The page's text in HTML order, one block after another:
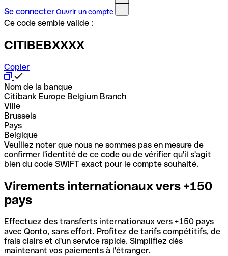
Se connecterOuvrir un compte
Ce code semble valide :
CITIBEBXXXX
Copier
Nom de la banque
Citibank Europe Belgium Branch
Ville
Brussels
Pays
Belgique
Veuillez noter que nous ne sommes pas en mesure de
confirmer l'identité de ce code ou de vérifier qu'il s'agit
bien du code SWIFT exact pour le compte souhaité.
Virements internationaux vers +150
pays
Effectuez des transferts internationaux vers +150 pays
avec Qonto, sans effort. Profitez de tarifs compétitifs, de
frais clairs et d'un service rapide. Simplifiez dès
maintenant vos paiements à l'étranger.